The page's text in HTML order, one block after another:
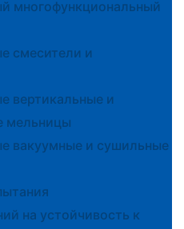
многофункциональный
смесители и
вертикальные и
мельницы
вакуумные и сушильные
на устойчивость к